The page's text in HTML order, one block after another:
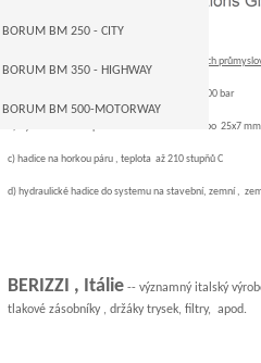
Jméno EXITFLEX zůstalo a nabízí hadice do všech
a) vysokotlaké airlsss stříkání barev , tlak až 900 bar
b) tryskací hadice k pískovačkám 32x8 mm nebo 25x7 mm
c) hadice na horkou páru , teplota až 210 stupňů C
d) hydraulické hadice do systemu na stavební, zemní ,
BERIZZI , Itálie -- významný italský
tlakové zásobníky , držáky trysek, filtry, apod.
LARIUS PÍSTOVÉ
BORUM BM 250 - CITY
BORUM BM 350 - HIGHWAY
BORUM BM 500-MOTORWAY